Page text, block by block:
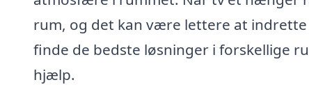
rum, og det kan være lettere at
finde de bedste løsninger i forskellige
hjælp.